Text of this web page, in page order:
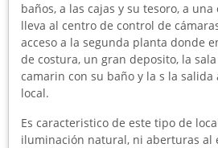
baños, a las cajas y su tesoro, a
lleva al centro de control de
acceso a la segunda planta donde
de costura, un gran deposito, la
camarin con su baño y la s la salida
local.
Es caracteristico de este tipo de
iluminación natural, ni aberturas al